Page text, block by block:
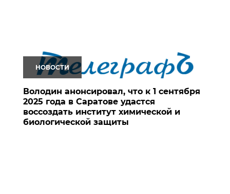
НОВОСТИ
Володин анонсировал, что к 1 сентября
2025 года в Саратове удастся
воссоздать институт химической и
биологической защиты